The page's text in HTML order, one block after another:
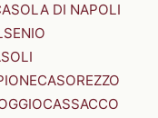
DI NAPOLI
CASOREZZO
CASSACCO